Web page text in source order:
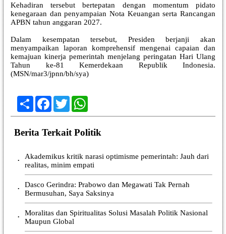
Kehadiran tersebut bertepatan dengan momentum pidato
kenegaraan dan penyampaian Nota Keuangan serta Rancangan
APBN tahun anggaran 2027.
Dalam kesempatan tersebut, Presiden berjanji akan
menyampaikan laporan komprehensif mengenai capaian dan
kemajuan kinerja pemerintah menjelang peringatan Hari Ulang
Tahun ke-81 Kemerdekaan Republik Indonesia.
(MSN/mar3/jpnn/bh/sya)
ShareFacebook
TwitterWhatsApp
Berita Terkait Politik
•
Akademikus kritik narasi optimisme pemerintah: Jauh dari
realitas, minim empati
•
Dasco Gerindra: Prabowo dan Megawati Tak Pernah
Bermusuhan, Saya Saksinya
•
Moralitas dan Spiritualitas Solusi Masalah Politik Nasional
Maupun Global